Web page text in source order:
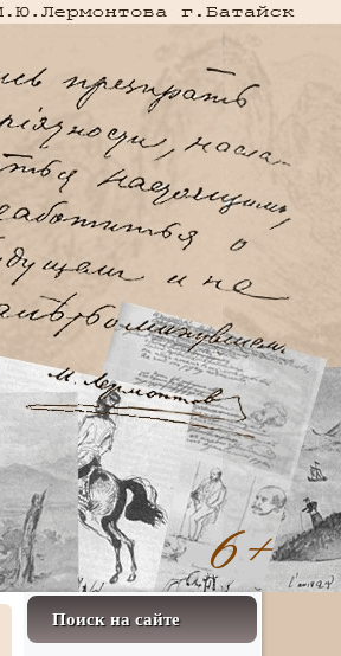
Поиск на сайте